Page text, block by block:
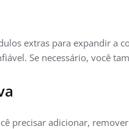
extras para expandir a
Se necessário, você
precisar adicionar,